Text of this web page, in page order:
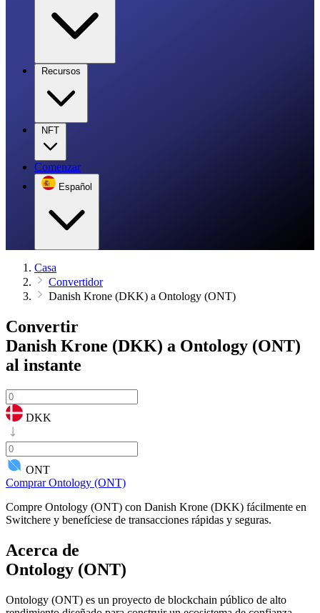
Recursos
NFT
Comenzar
Español
Casa
Convertidor
Danish Krone (DKK) a Ontology (ONT)
Convertir
Danish Krone (DKK) a Ontology (ONT)
al instante
DKK
ONT
Comprar Ontology (ONT)
Compre Ontology (ONT) con Danish Krone (DKK) fácilmente en
Switchere y benefíciese de transacciones rápidas y seguras.
Acerca de
Ontology (ONT)
Ontology (ONT) es un proyecto de blockchain público de alto